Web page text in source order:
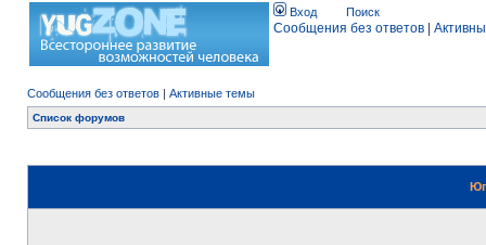
Вход Поиск
Сообщения без ответов
Сообщения без ответов | Активные темы
Список форумов